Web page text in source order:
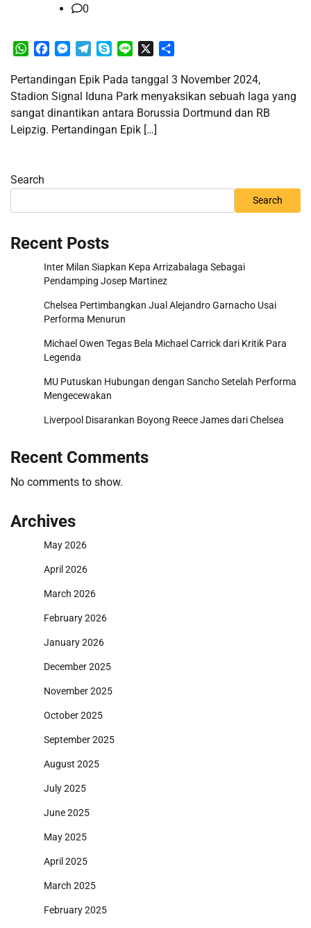
0
WhatsApp
FacebookMessenger
TelegramSkypeLine
Pertandingan Epik Pada tanggal 3 November 2024,
Stadion Signal Iduna Park menyaksikan sebuah laga yang
sangat dinantikan antara Borussia Dortmund dan RB
Leipzig. Pertandingan Epik […]
Search
Search
Recent Posts
Inter Milan Siapkan Kepa Arrizabalaga Sebagai
Pendamping Josep Martinez
Chelsea Pertimbangkan Jual Alejandro Garnacho Usai
Performa Menurun
Michael Owen Tegas Bela Michael Carrick dari Kritik Para
Legenda
MU Putuskan Hubungan dengan Sancho Setelah Performa
Mengecewakan
Liverpool Disarankan Boyong Reece James dari Chelsea
Recent Comments
No comments to show.
Archives
May 2026
April 2026
March 2026
February 2026
January 2026
December 2025
November 2025
October 2025
September 2025
August 2025
July 2025
June 2025
May 2025
April 2025
March 2025
February 2025